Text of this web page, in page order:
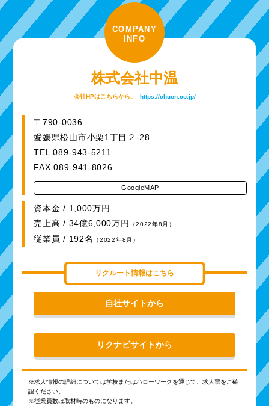
COMPANY
INFO
株式会社中温
会社HPはこちらから https://chuon.co.jp/
〒790-0036
愛媛県松山市小栗1丁目２‐28
TEL 089-943-5211
FAX.089-941-8026
GoogleMAP
資本金 / 1,000万円
売上高 / 34億6,000万円
（2022年8月）
従業員 / 192名 （2022年8月）
リクルート情報はこちら
自社サイトから
リクナビサイトから
※求人情報の詳細については学校またはハローワークを通じて、求人票をご確
認ください。
※従業員数は取材時のものになります。